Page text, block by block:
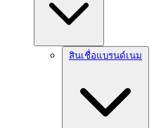
สินเชื่อแบรนด์เนม